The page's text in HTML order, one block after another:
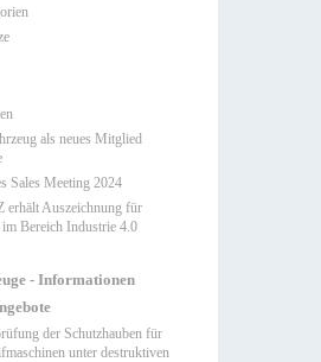
als neues Mitglied
Sales Meeting 2024
erhält Auszeichnung für
im Bereich Industrie 4.0
- Informationen
der Schutzhauben für
unter destruktiven